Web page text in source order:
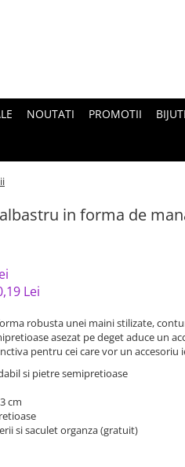
NOUTATI PROMOTII
in forma de
Lei
robusta unei maini stilizate,
asezat pe deget aduce un
pentru cei care vor un accesoriu
si pietre semipretioase
cm
si saculet organza (gratuit)